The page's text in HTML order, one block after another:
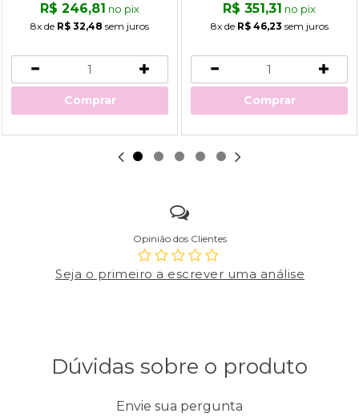
R$ 246,81 no pix
8x de R$ 32,48 sem juros
Comprar
R$ 351,31 no pix
8xde R$ 46,23 sem juros
Comprar
Opinião dos Clientes
Seja o primeiro a escrever uma análise
Dúvidas sobre o produto
Envie sua pergunta